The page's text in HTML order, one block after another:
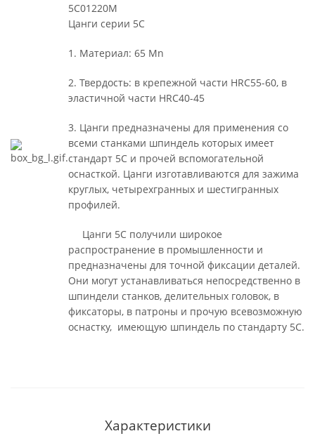
5C01220M
Цанги серии 5С
1. Материал: 65 Mn
2. Твердость: в крепежной части HRC55-60, в
эластичной части HRC40-45
3. Цанги предназначены для применения со
всеми станками шпиндель которых имеет
стандарт 5С и прочей вспомогательной
оснасткой. Цанги изготавливаются для зажима
круглых, четырехгранных и шестигранных
профилей.
Цанги 5С получили широкое
распространение в промышленности и
предназначены для точной фиксации деталей.
Они могут устанавливаться непосредственно в
шпиндели станков, делительных головок, в
фиксаторы, в патроны и прочую всевозможную
оснастку, имеющую шпиндель по стандарту 5С.
Характеристики